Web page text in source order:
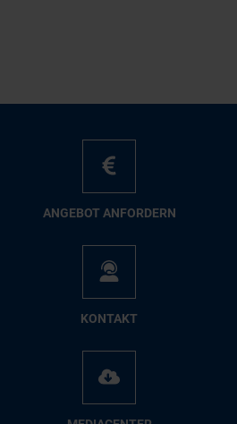
AN­GE­BOT AN­FOR­DERN
KON­TAKT